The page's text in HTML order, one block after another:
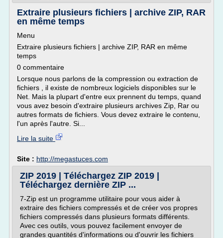
Extraire plusieurs fichiers | archive ZIP, RAR
en même temps
Menu
Extraire plusieurs fichiers | archive ZIP, RAR en même
temps
0 commentaire
Lorsque nous parlons de la compression ou extraction de
fichiers , il existe de nombreux logiciels disponibles sur le
Net. Mais la plupart d'entre eux prennent du temps, quand
vous avez besoin d'extraire plusieurs archives Zip, Rar ou
autres formats de fichiers. Vous devez extraire le contenu,
l'un après l'autre. Si...
Lire la suite
Site : http://megastuces.com
ZIP 2019 | Téléchargez ZIP 2019 |
Téléchargez dernière ZIP ...
7-Zip est un programme utilitaire pour vous aider à
extraire des fichiers compressés et de créer vos propres
fichiers compressés dans plusieurs formats différents.
Avec ces outils, vous pouvez facilement envoyer de
grandes quantités d'informations ou d'ouvrir les fichiers